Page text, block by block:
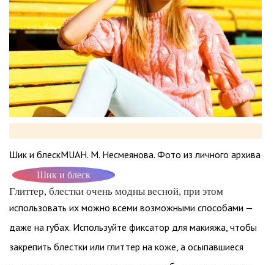
Шик и блескMUAH. М. Несмеянова. Фото из личного архива
Шик и блеск
Глиттер, блестки очень модны весной, при этом
использовать их можно всеми возможными способами —
даже на губах. Используйте фиксатор для макияжа, чтобы
закрепить блестки или глиттер на коже, а осыпавшиеся